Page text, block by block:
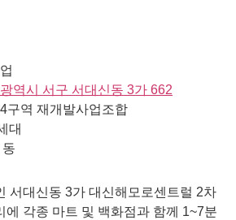
역시 서구 서대신동 3가 662
구역 재개발사업조합
대
서대신동 3가 대신해모로센트럴 2차
에 각종 마트 및 백화점과 함께 1~7분